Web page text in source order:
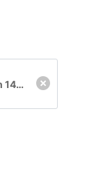
Tratterhofs Longstay Wochen 14=12